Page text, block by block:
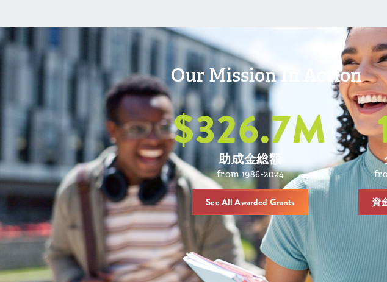
Our Mission In Action
$326.7M
助成金総額
from 1986-2024
See All Awarded Grants 資